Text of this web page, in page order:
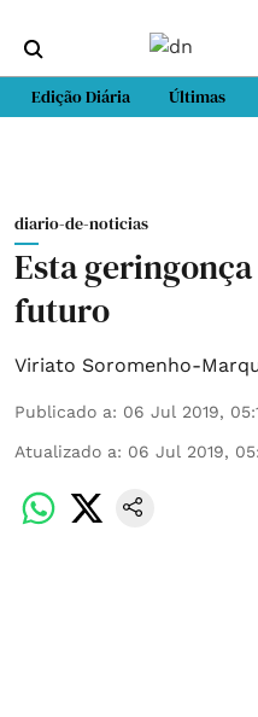
Edição Diária Últimas
diario-de-noticias
Esta
futuro
Viriato Soromenho-
Publicado a: 06 Jul 2019,
Atualizado a: 06 Jul 2019,